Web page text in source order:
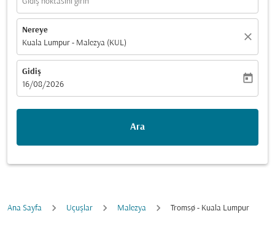
Nereye
Kuala Lumpur - Malezya (KUL)
close
Gidiş
fc-booking-departure-date-aria-label
16/08/2026
today
Ara
Ana Sayfa Uçuşlar Malezya Tromsø - Kuala Lumpur